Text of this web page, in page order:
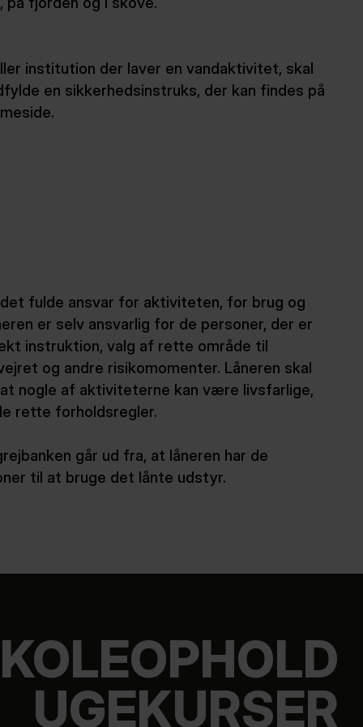
institution der laver en vandaktivitet, skal
en sikkerhedsinstruks, der kan findes på
fulde ansvar for aktiviteten, for brug og
er selv ansvarlig for de personer, der er
instruktion, valg af rette område til
og andre risikomomenter. Låneren skal
nogle af aktiviteterne kan være livsfarlige,
rette forholdsregler.
går ud fra, at låneren har de
til at bruge det lånte udstyr.
UGEKURSER